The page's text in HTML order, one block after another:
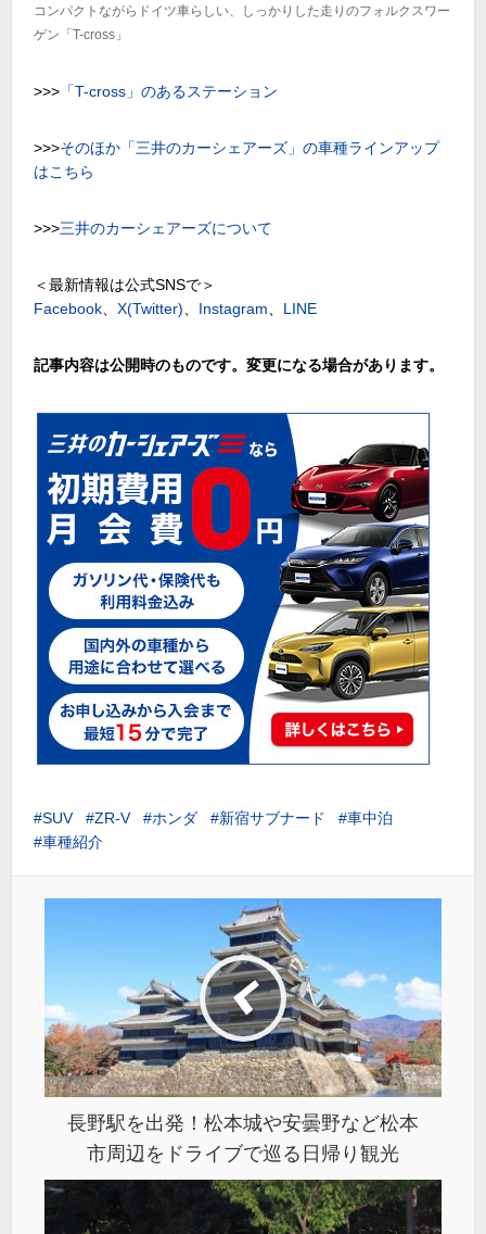
コンパクトながらドイツ車らしい、しっかりした走りのフォルクスワー
ゲン「T-cross」
>>> 「T-cross」のあるステーション
>>>そのほか「三井のカーシェアーズ」の車種ラインアップ
はこちら
>>>三井のカーシェアーズについて
＜最新情報は公式SNSで＞
Facebook、X(Twitter)、 Instagram、 LINE
記事内容は公開時のものです。変更になる場合があります。
SUV ZR-V ホンダ 新宿サブナード
車中泊
車種紹介
長野駅を出発！松本城や安曇野など松本
市周辺をドライブで巡る日帰り観光